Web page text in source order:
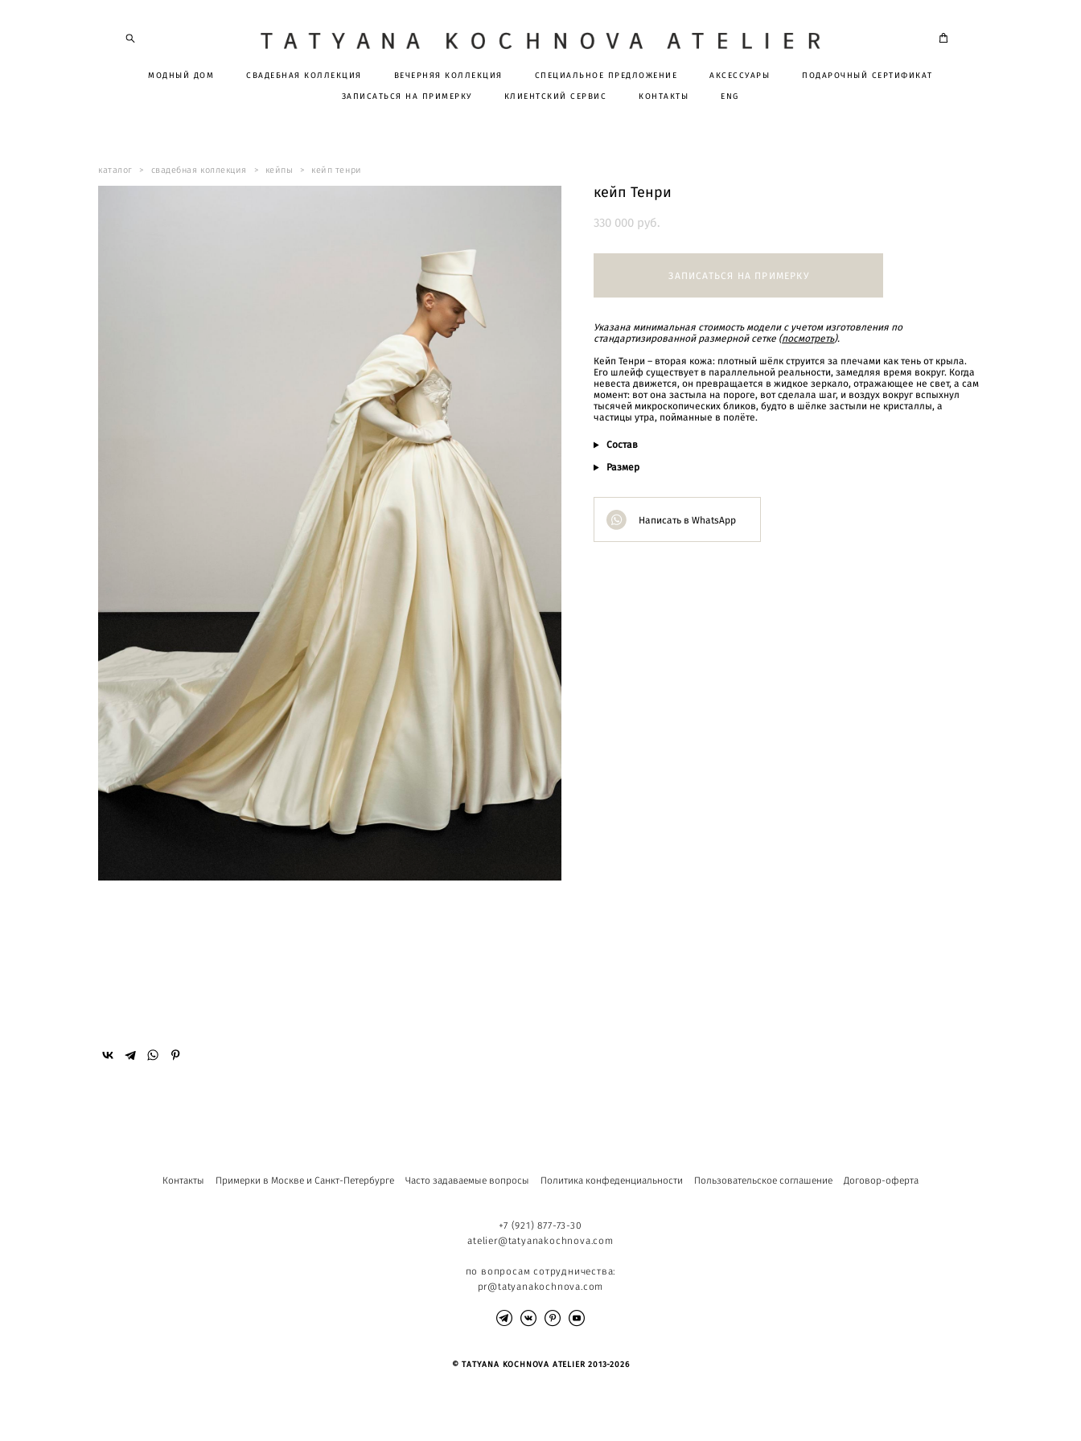
МОДНЫЙ ДОМ СВАДЕБНАЯ КОЛЛЕКЦИЯ ВЕЧЕРНЯЯ КОЛЛЕКЦИЯ СПЕЦИАЛЬНОЕ ПРЕДЛОЖЕНИЕ АКСЕССУАРЫ ПОДАРОЧНЫЙ СЕРТИФИКАТ
ЗАПИСАТЬСЯ НА ПРИМЕРКУ КЛИЕНТСКИЙ СЕРВИС КОНТАКТЫ ENG
каталог > свадебная коллекция > кейпы > кейп тенри
кейп Тенри
330 000 pуб.
ЗАПИСАТЬСЯ НА ПРИМЕРКУ
Указана минимальная стоимость модели с учетом изготовления по
стандартизированной размерной сетке (посмотреть).
Кейп Тенри – вторая кожа: плотный шёлк струится за плечами как тень от крыла.
Его шлейф существует в параллельной реальности, замедляя время вокруг. Когда
невеста движется, он превращается в жидкое зеркало, отражающее не свет, а сам
момент: вот она застыла на пороге, вот сделала шаг, и воздух вокруг вспыхнул
тысячей микроскопических бликов, будто в шёлке застыли не кристаллы, а
частицы утра, пойманные в полёте.
Состав
Размер
Написать в WhatsApp
Контакты Примерки в Москве и Санкт-Петербурге Часто задаваемые вопросы Политика конфеденциальности Пользовательское соглашение Договор-оферта
+7 (921) 877-73-30
atelier@tatyanakochnova.com
по вопросам сотрудничества:
pr@tatyanakochnova.com
© TATYANA KOCHNOVA ATELIER 2013-2026